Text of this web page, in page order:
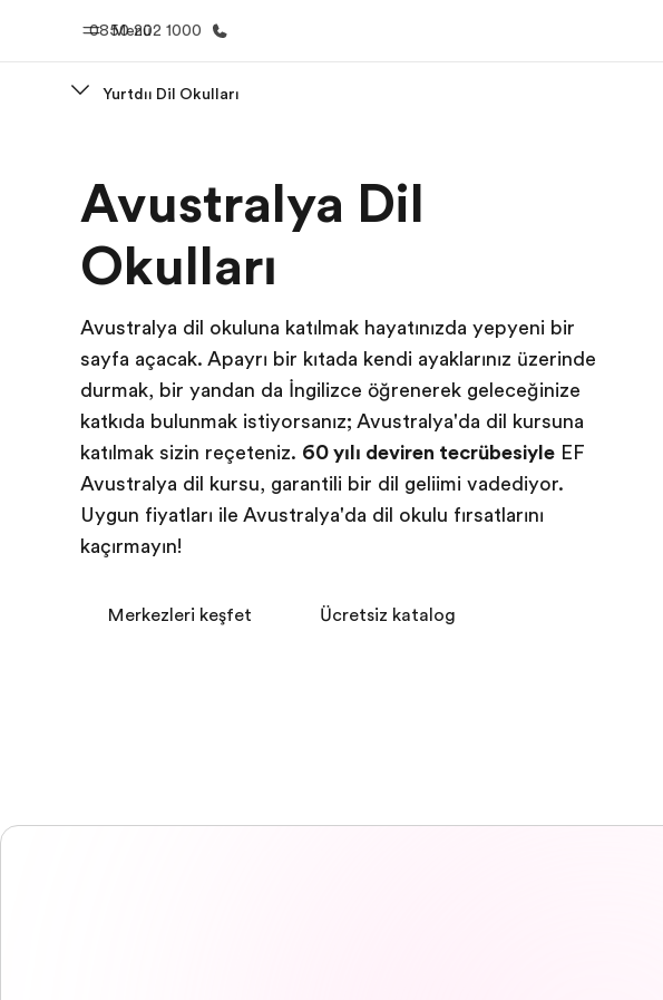
Menü
0850 202 1000
EF'e hoş geldiniz
Tüm programlarımıza göz
Yurtdışı Dil Okulları
Avustralya Dil
Okulları
Avustralya dil okuluna katılmak hayatınızda yepyeni bir
sayfa açacak. Apayrı bir kıtada kendi ayaklarınız üzerinde
durmak, bir yandan da İngilizce öğrenerek geleceğinize
katkıda bulunmak istiyorsanız; Avustralya'da dil kursuna
katılmak sizin reçeteniz. 60 yılı deviren tecrübesiyle EF
Avustralya dil kursu, garantili bir dil gelişimi vadediyor.
Uygun fiyatları ile Avustralya'da dil okulu fırsatlarını
kaçırmayın!
Merkezleri keşfet Ücretsiz katalog